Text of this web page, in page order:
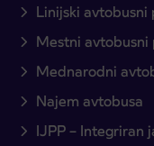
Linijski avtobusni
Mestni avtobusni
Mednarodni
Najem avtobusa
IJPP – Integriran